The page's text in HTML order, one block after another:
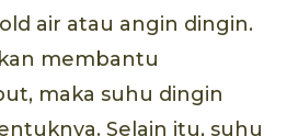
air atau angin dingin.
membantu
maka suhu dingin
Selain itu, suhu